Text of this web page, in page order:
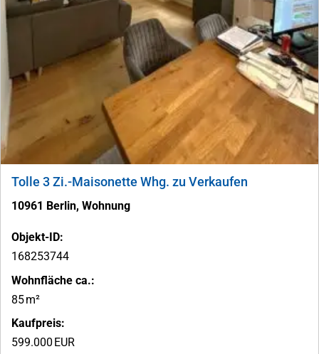
Tolle 3 Zi.-Maisonette Whg. zu Verkaufen
10961 Berlin, Wohnung
Objekt-ID:
168253744
Wohnfläche ca.:
85 m²
Kaufpreis:
599.000 EUR